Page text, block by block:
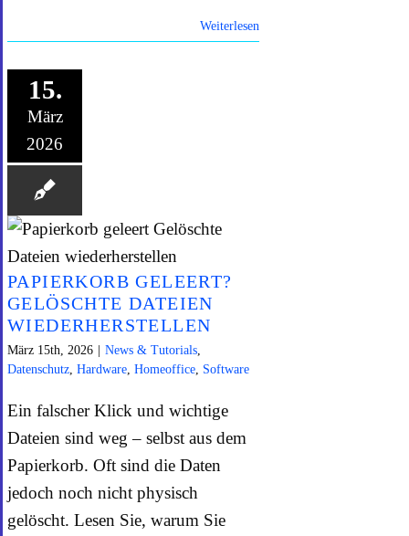
Weiterlesen
15.
März
2026
PAPIERKORB GELEERT?
GELÖSCHTE DATEIEN
WIEDERHERSTELLEN
März 15th, 2026 | News & Tutorials
Datenschutz Hardware Homeoffice Software
Ein falscher Klick und wichtige
Dateien sind weg – selbst aus dem
Papierkorb. Oft sind die Daten
jedoch noch nicht physisch
gelöscht. Lesen Sie, warum Sie